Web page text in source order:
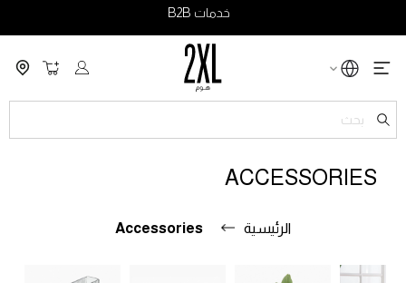
خدمات B2B
سلة
ACCESSORIES
الرئيسية Accessories